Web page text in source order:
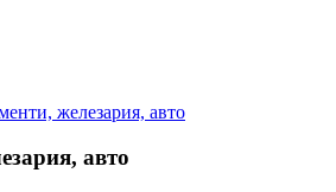
железария, авто
авто